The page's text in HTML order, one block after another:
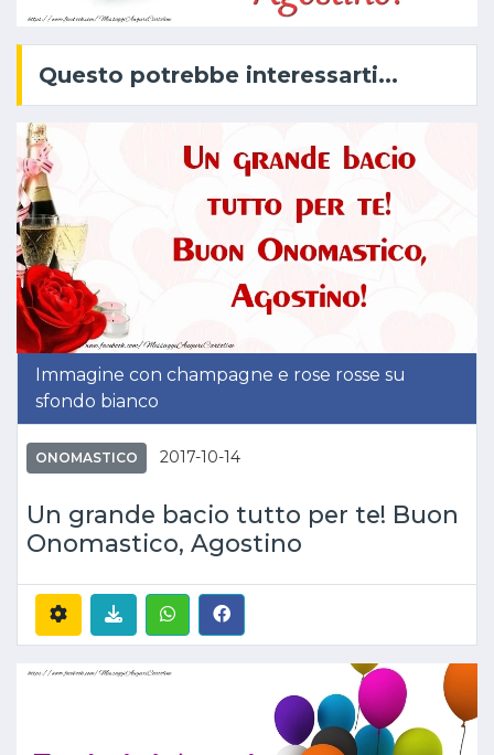
Questo potrebbe interessarti...
Immagine con champagne e rose rosse su
sfondo bianco
ONOMASTICO 2017-10-14
Un grande bacio tutto per te! Buon
Onomastico, Agostino